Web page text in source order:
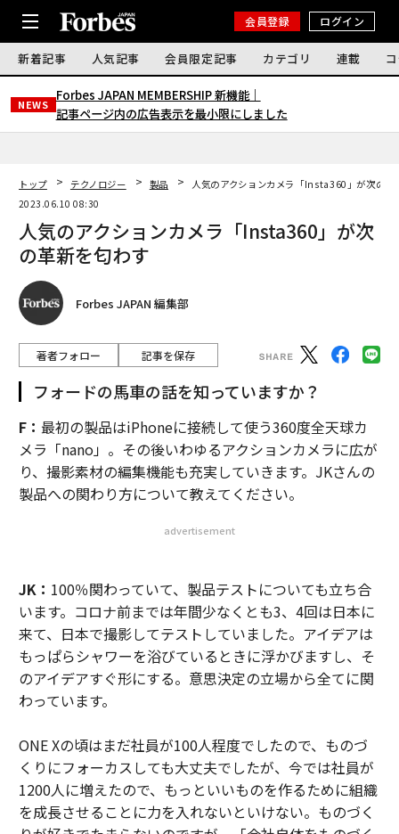
会員登録 ログイン
新着記事 人気記事 会員限定記事 カテゴリ 連載
NEWS
Forbes JAPAN MEMBERSHIP 新機能｜
記事ページ内の広告表示を最小限にしました
トップ テクノロジー 製品
人気のアクションカメラ「Insta360」が次の革
2023.06.10 08:30
人気のアクションカメラ「Insta360」が次
の革新を匂わす
Forbes JAPAN 編集部
著者フォロー 記事を保存
フォードの馬車の話を知っていますか？
F： 最初の製品はiPhoneに接続して使う360度全天球カ
メラ「nano」。その後いわゆるアクションカメラに広が
り、撮影素材の編集機能も充実していきます。JKさんの
製品への関わり方について教えてください。
advertisement
JK： 100％関わっていて、製品テストについても立ち合
います。コロナ前までは年間少なくとも3、4回は日本に
来て、日本で撮影してテストしていました。アイデアは
もっぱらシャワーを浴びているときに浮かびますし、そ
のアイデアすぐ形にする。意思決定の立場から全てに関
わっています。
ONE Xの頃はまだ社員が100人程度でしたので、ものづ
くりにフォーカスしても大丈夫でしたが、今では社員が
1200人に増えたので、もっといいものを作るために組織
を成長させることに力を入れないといけない。ものづく